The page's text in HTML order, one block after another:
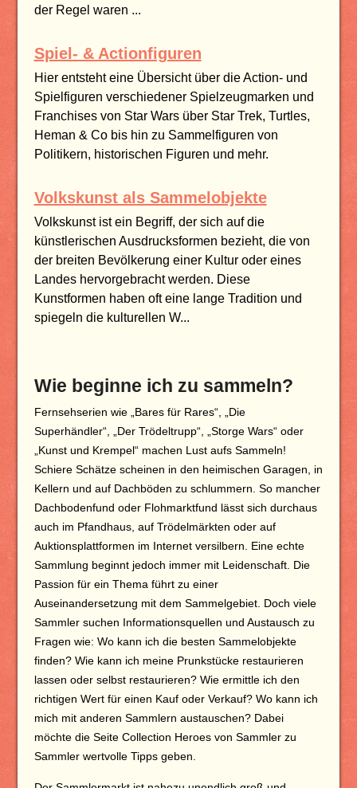
der Regel waren ...
Spiel- & Actionfiguren
Hier entsteht eine Übersicht über die Action- und
Spielfiguren verschiedener Spielzeugmarken und
Franchises von Star Wars über Star Trek, Turtles,
Heman & Co bis hin zu Sammelfiguren von
Politikern, historischen Figuren und mehr.
Volkskunst als Sammelobjekte
Volkskunst ist ein Begriff, der sich auf die
künstlerischen Ausdrucksformen bezieht, die von
der breiten Bevölkerung einer Kultur oder eines
Landes hervorgebracht werden. Diese
Kunstformen haben oft eine lange Tradition und
spiegeln die kulturellen W...
Wie beginne ich zu sammeln?
Fernsehserien wie „Bares für Rares“, „Die
Superhändler“, „Der Trödeltrupp“, „Storge Wars“ oder
„Kunst und Krempel“ machen Lust aufs Sammeln!
Schiere Schätze scheinen in den heimischen Garagen, in
Kellern und auf Dachböden zu schlummern. So mancher
Dachbodenfund oder Flohmarktfund lässt sich durchaus
auch im Pfandhaus, auf Trödelmärkten oder auf
Auktionsplattformen im Internet versilbern. Eine echte
Sammlung beginnt jedoch immer mit Leidenschaft. Die
Passion für ein Thema führt zu einer
Auseinandersetzung mit dem Sammelgebiet. Doch viele
Sammler suchen Informationsquellen und Austausch zu
Fragen wie: Wo kann ich die besten Sammelobjekte
finden? Wie kann ich meine Prunkstücke restaurieren
lassen oder selbst restaurieren? Wie ermittle ich den
richtigen Wert für einen Kauf oder Verkauf? Wo kann ich
mich mit anderen Sammlern austauschen? Dabei
möchte die Seite Collection Heroes von Sammler zu
Sammler wertvolle Tipps geben.